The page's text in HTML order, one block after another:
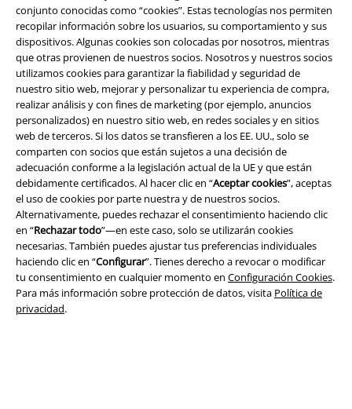
conjunto conocidas como “cookies”. Estas tecnologías nos permiten
recopilar información sobre los usuarios, su comportamiento y sus
dispositivos. Algunas cookies son colocadas por nosotros, mientras
que otras provienen de nuestros socios. Nosotros y nuestros socios
utilizamos cookies para garantizar la fiabilidad y seguridad de
nuestro sitio web, mejorar y personalizar tu experiencia de compra,
realizar análisis y con fines de marketing (por ejemplo, anuncios
personalizados) en nuestro sitio web, en redes sociales y en sitios
web de terceros. Si los datos se transfieren a los EE. UU., solo se
comparten con socios que están sujetos a una decisión de
adecuación conforme a la legislación actual de la UE y que están
debidamente certificados. Al hacer clic en “Aceptar cookies”, aceptas
el uso de cookies por parte nuestra y de nuestros socios.
Alternativamente, puedes rechazar el consentimiento haciendo clic
en “Rechazar todo”—en este caso, solo se utilizarán cookies
necesarias. También puedes ajustar tus preferencias individuales
haciendo clic en “Configurar”. Tienes derecho a revocar o modificar
tu consentimiento en cualquier momento en Configuración Cookies.
Para más información sobre protección de datos, visita Política de
privacidad.
apuesta por los calcetines! Además de Urban Classics, en nuestra tienda
encontrarás una gran selección. Para largas caminatas y paseos con tus
botas, los calcetines acolchados son justo lo que necesitas para
proteger tus pies en la zona delantera y del talón. Para que consigas la
máxima comodidad con un estilo moderno – ¡tus calcetines de mujer te
están esperando!
15%
descuento
E-mail Newsletter
¡Cheque regalo del 15% de descuento,
suscríbete ahora!Más
Doy mi consentimiento para recibir la newsletter de EMP y acepto que
E.M.P. Merchandising Handelsgesellschaft mbH procese mis datos
personales con el fin de informarme de manera personalizada y regular
sobre su oferta. El tratamiento de mis datos personales se llevará a cabo